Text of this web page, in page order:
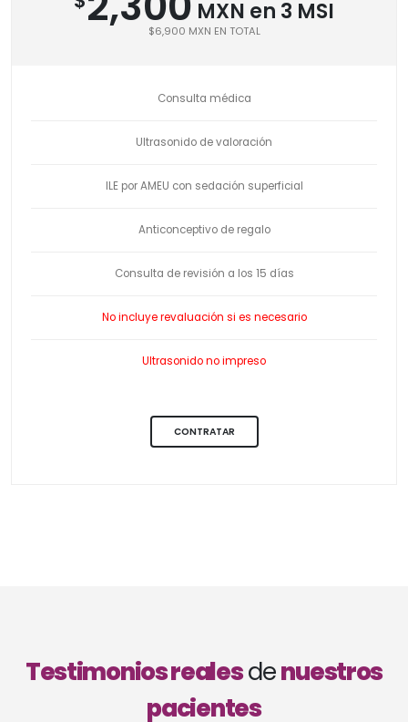
MXN en 3 MSI
$6,900 MXN EN TOTAL
Consulta médica
Ultrasonido de valoración
ILE por AMEU con sedación superficial
Anticonceptivo de regalo
Consulta de revisión a los 15 días
No incluye revaluación si es necesario
Ultrasonido no impreso
CONTRATAR
Testimonios realesdenuestros
pacientes